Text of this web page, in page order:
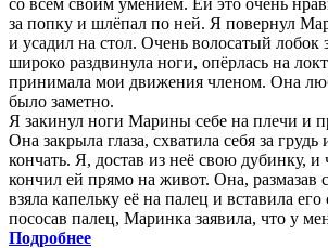
за попку и шлёпал по ней. Я повернул
и усадил на стол. Очень волосатый лобок
широко раздвинула ноги, опёрлась на
принимала мои движения членом. Она
было заметно.
Я закинул ноги Марины себе на плечи и
Она закрыла глаза, схватила себя за грудь
кончать. Я, достав из неё свою дубинку, и
кончил ей прямо на живот. Она, размазав
взяла капельку её на палец и вставила его
пососав палец, Маринка заявила, что у
Подробнее